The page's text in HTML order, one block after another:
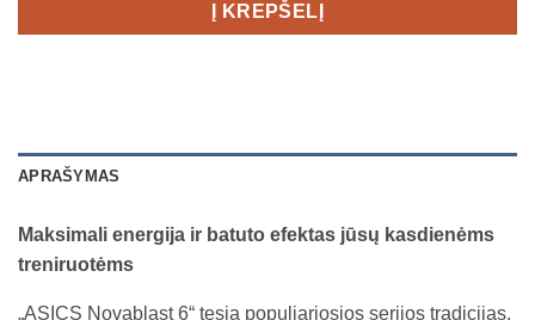
Į KREPŠELĮ
APRAŠYMAS
Maksimali energija ir batuto efektas jūsų kasdienėms
treniruotėms
„ASICS Novablast 6“ tęsia populiariosios serijos tradicijas,